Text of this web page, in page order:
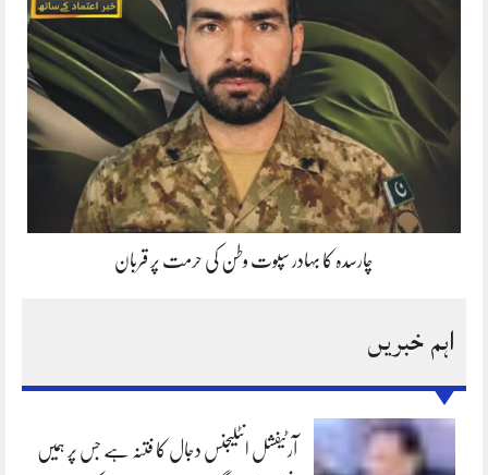
چارسدہ کا بہادر سپوت وطن کی حرمت پر قربان
اہم خبریں
آرٹیفشل انٹلیجنس دجال کا فتنہ ہے جس پر ہمیں